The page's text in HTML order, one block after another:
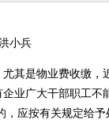
小兵
是物业费收缴，
业广大干部职工不
应按有关规定给